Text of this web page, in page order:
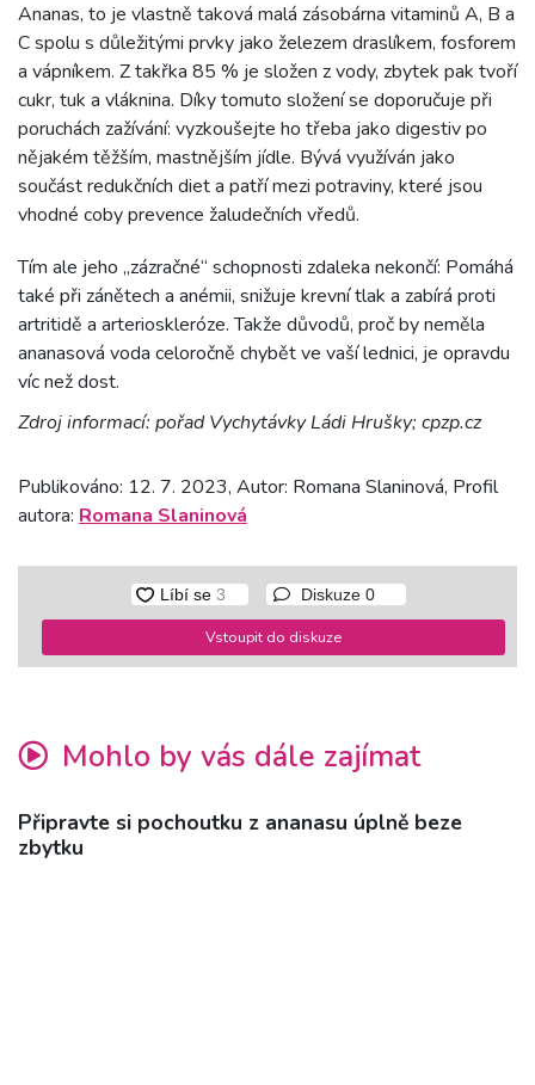
Ananas, to je vlastně taková malá zásobárna vitaminů A, B a
C spolu s důležitými prvky jako železem draslíkem, fosforem
a vápníkem. Z takřka 85 % je složen z vody, zbytek pak tvoří
cukr, tuk a vláknina. Díky tomuto složení se doporučuje při
poruchách zažívání: vyzkoušejte ho třeba jako digestiv po
nějakém těžším, mastnějším jídle. Bývá využíván jako
součást redukčních diet a patří mezi potraviny, které jsou
vhodné coby prevence žaludečních vředů.
Tím ale jeho „zázračné“ schopnosti zdaleka nekončí: Pomáhá
také při zánětech a anémii, snižuje krevní tlak a zabírá proti
artritidě a arterioskleróze. Takže důvodů, proč by neměla
ananasová voda celoročně chybět ve vaší lednici, je opravdu
víc než dost.
Zdroj informací: pořad Vychytávky Ládi Hrušky; cpzp.cz
Publikováno: 12. 7. 2023, Autor: Romana Slaninová, Profil
autora: Romana Slaninová
Diskuze 0
Vstoupit do diskuze
Mohlo by vás dále zajímat
Připravte si pochoutku z ananasu úplně beze
zbytku